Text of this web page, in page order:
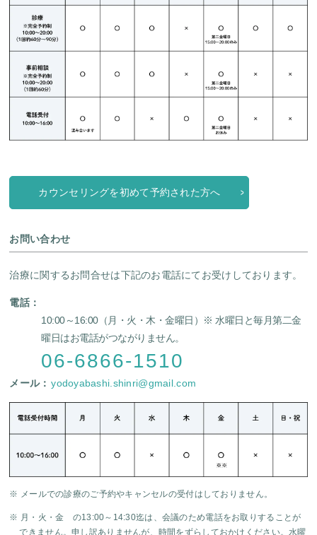
カウンセリングを初めて予約された方へ
お問い合わせ
治療に関するお問合せは下記のお電話にてお受けしております。
電話：
10:00～16:00（月・火・木・金曜日）
※ 水曜日と毎月第二金
曜日はお電話がつながりません。
06-6866-1510
メール： yodoyabashi.shinri@gmail.com
※ メールでの診療のご予約やキャンセルの受付はしておりません。
※ 月・火・金 の13:00～14:30迄は、会議のため電話をお取りすることが
できません。申し訳ありませんが、時間をずらしておかけください。水曜